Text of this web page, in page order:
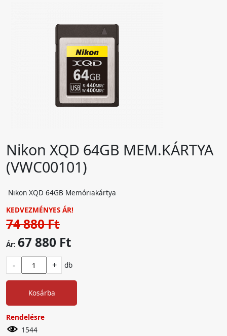
Nikon XQD 64GB MEM.KÁRTYA
(VWC00101)
Nikon XQD 64GB Memóriakártya
KEDVEZMÉNYES ÁR!
74 880 Ft
Ár: 67 880 Ft
- + db
Kosárba
Rendelésre
1544